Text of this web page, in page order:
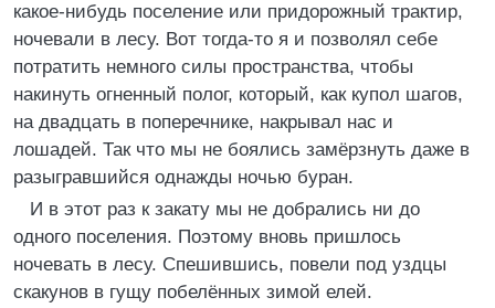
какое-нибудь поселение или придорожный трактир,
ночевали в лесу. Вот тогда-то я и позволял себе
потратить немного силы пространства, чтобы
накинуть огненный полог, который, как купол шагов,
на двадцать в поперечнике, накрывал нас и
лошадей. Так что мы не боялись замёрзнуть даже в
разыгравшийся однажды ночью буран.
И в этот раз к закату мы не добрались ни до
одного поселения. Поэтому вновь пришлось
ночевать в лесу. Спешившись, повели под уздцы
скакунов в гущу побелённых зимой елей.